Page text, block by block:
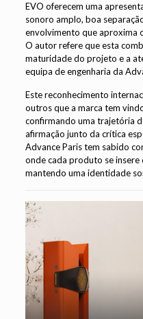
EVO oferecem uma
sonoro amplo, boa
envolvimento que aproxima
O autor refere que esta
maturidade do projeto e a
equipa de engenharia da
Este reconhecimento
outros que a marca tem
confirmando uma trajetória
afirmação junto da crítica
Advance Paris tem sabido
onde cada produto se insere
mantendo uma identidade